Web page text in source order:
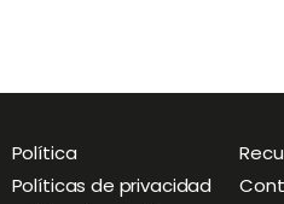
Política
p
Políticas de privacidad